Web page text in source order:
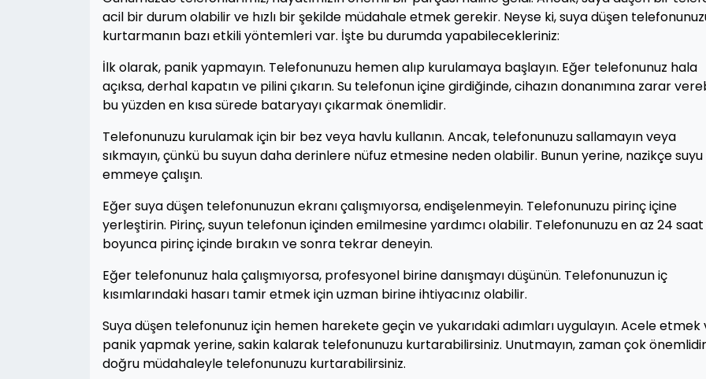
acil bir durum olabilir ve hızlı bir şekilde müdahale etmek gerekir. Neyse ki, suya düşen
kurtarmanın bazı etkili yöntemleri var. İşte bu durumda yapabilecekleriniz:
İlk olarak, panik yapmayın. Telefonunuzu hemen alıp kurulamaya başlayın. Eğer telefonunuz hala
açıksa, derhal kapatın ve pilini çıkarın. Su telefonun içine girdiğinde, cihazın donanımına zarar
bu yüzden en kısa sürede bataryayı çıkarmak önemlidir.
Telefonunuzu kurulamak için bir bez veya havlu kullanın. Ancak, telefonunuzu sallamayın veya
sıkmayın, çünkü bu suyun daha derinlere nüfuz etmesine neden olabilir. Bunun yerine, nazikçe suyu
emmeye çalışın.
Eğer suya düşen telefonunuzun ekranı çalışmıyorsa, endişelenmeyin. Telefonunuzu pirinç içine
yerleştirin. Pirinç, suyun telefonun içinden emilmesine yardımcı olabilir. Telefonunuzu en az 24 saat
boyunca pirinç içinde bırakın ve sonra tekrar deneyin.
Eğer telefonunuz hala çalışmıyorsa, profesyonel birine danışmayı düşünün. Telefonunuzun iç
kısımlarındaki hasarı tamir etmek için uzman birine ihtiyacınız olabilir.
Suya düşen telefonunuz için hemen harekete geçin ve yukarıdaki adımları uygulayın. Acele etmek
panik yapmak yerine, sakin kalarak telefonunuzu kurtarabilirsiniz. Unutmayın, zaman çok
doğru müdahaleyle telefonunuzu kurtarabilirsiniz.